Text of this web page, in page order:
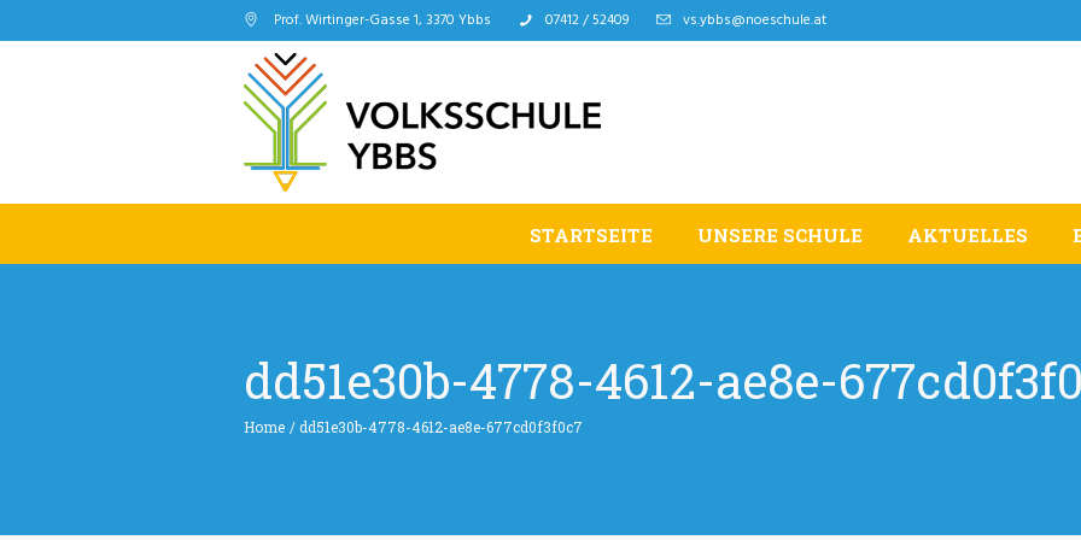
Prof. Wirtinger-Gasse 1, 3370 Ybbs 07412 / 52409 vs.ybbs@noeschule.at
STARTSEITE UNSERE SCHULE AKTUELLES
dd51e30b-4778-4612-ae8e-
Home /dd51e30b-4778-4612-ae8e-677cd0f3f0c7